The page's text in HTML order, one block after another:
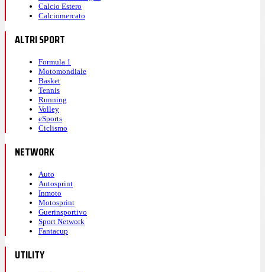
Calcio Estero
Calciomercato
ALTRI SPORT
Formula 1
Motomondiale
Basket
Tennis
Running
Volley
eSports
Ciclismo
NETWORK
Auto
Autosprint
Inmoto
Motosprint
Guerinsportivo
Sport Network
Fantacup
UTILITY